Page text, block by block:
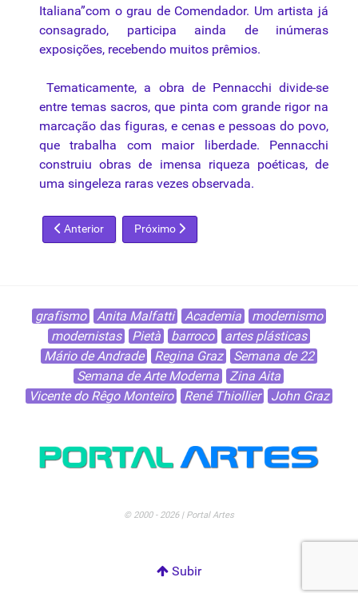
Italiana”com o grau de Comendador. Um artista já
consagrado, participa ainda de inúmeras
exposições, recebendo muitos prêmios.
Tematicamente, a obra de Pennacchi divide-se
entre temas sacros, que pinta com grande rigor na
marcação das figuras, e cenas e pessoas do povo,
que trabalha com maior liberdade. Pennacchi
construiu obras de imensa riqueza poéticas, de
uma singeleza raras vezes observada.
Artigo anterior: Frida Kahlo
Anterior Próximo artigo: Georges Braque
Próximo
grafismo Anita Malfatti Academia
modernismo
modernistas
Pietà barroco
artes plásticas
Mário de Andrade
Regina Graz
Semana de 22
Semana de Arte Moderna
Zina Aita
Vicente do Rêgo Monteiro
René Thiollier John Graz
© 2000 - 2026 | Portal Artes
Subir